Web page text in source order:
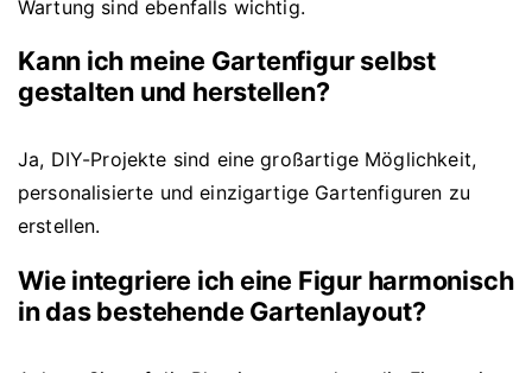
Wartung sind ebenfalls wichtig.
Kann ich meine Gartenfigur selbst
gestalten und herstellen?
Ja, DIY-Projekte sind eine großartige Möglichkeit,
personalisierte und einzigartige Gartenfiguren zu
erstellen.
Wie integriere ich eine Figur harmonisch
in das bestehende Gartenlayout?